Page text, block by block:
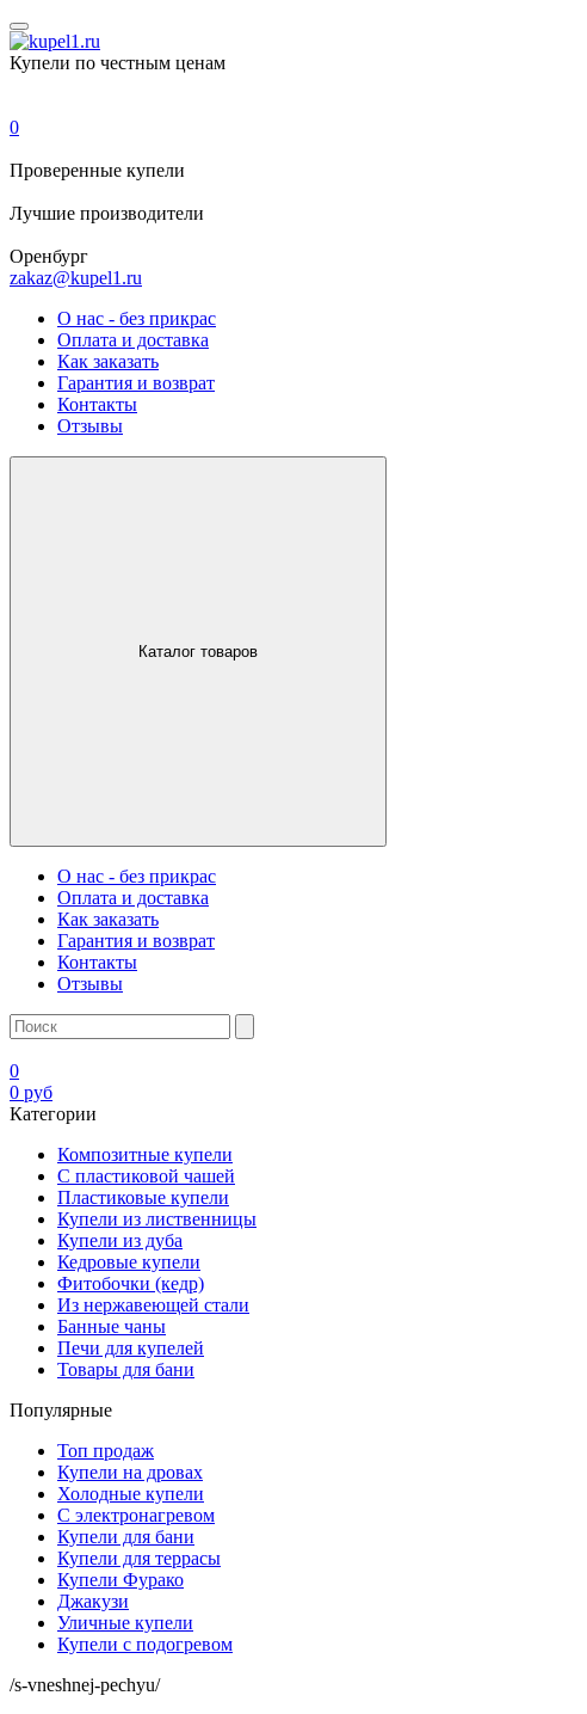
Купели по честным ценам
0
Проверенные купели
Лучшие производители
Оренбург
zakaz@kupel1.ru
О нас - без прикрас
Оплата и доставка
Как заказать
Гарантия и возврат
Контакты
Отзывы
Каталог товаров
О нас - без прикрас
Оплата и доставка
Как заказать
Гарантия и возврат
Контакты
Отзывы
0
0 руб
Категории
Композитные купели
С пластиковой чашей
Пластиковые купели
Купели из лиственницы
Купели из дуба
Кедровые купели
Фитобочки (кедр)
Из нержавеющей стали
Банные чаны
Печи для купелей
Товары для бани
Популярные
Топ продаж
Купели на дровах
Холодные купели
С электронагревом
Купели для бани
Купели для террасы
Купели Фурако
Джакузи
Уличные купели
Купели с подогревом
/s-vneshnej-pechyu/